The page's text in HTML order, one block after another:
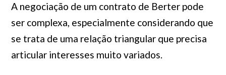
A negociação de um contrato de Berter pode
ser complexa, especialmente considerando que
se trata de uma relação triangular que precisa
articular interesses muito variados.